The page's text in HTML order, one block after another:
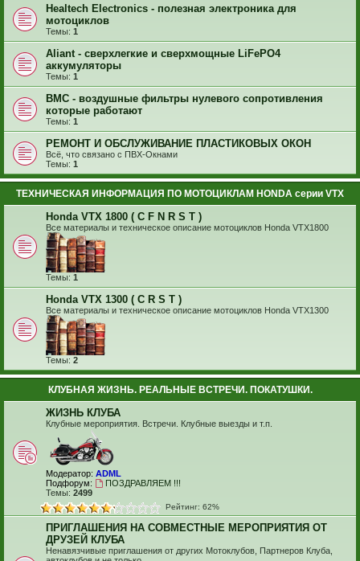
Healtech Electronics - полезная электроника для
мотоциклов
Темы: 1
Aliant - сверхлегкие и сверхмощные LiFePO4
аккумуляторы
Темы: 1
BMC - воздушные фильтры нулевого сопротивления
которые работают
Темы: 1
РЕМОНТ И ОБСЛУЖИВАНИЕ ПЛАСТИКОВЫХ ОКОН
Всё, что связано с ПВХ-Окнами
Темы: 1
ТЕХНИЧЕСКАЯ ИНФОРМАЦИЯ ПО МОТОЦИКЛАМ HONDA серии VTX
Honda VTX 1800 ( C F N R S T )
Все материалы и техническое описание мотоциклов Honda VTX1800
Темы: 1
Honda VTX 1300 ( C R S T )
Все материалы и техническое описание мотоциклов Honda VTX1300
Темы: 2
КЛУБНАЯ ЖИЗНЬ. РЕАЛЬНЫЕ ВСТРЕЧИ. ПОКАТУШКИ.
ЖИЗНЬ КЛУБА
Клубные мероприятия. Встречи. Клубные выезды и т.п.
Модератор: ADML
Подфорум:
ПОЗДРАВЛЯЕМ !!!
Темы: 2499
Рейтинг: 62%
ПРИГЛАШЕНИЯ НА СОВМЕСТНЫЕ МЕРОПРИЯТИЯ ОТ
ДРУЗЕЙ КЛУБА
Ненавязчивые приглашения от других Мотоклубов, Партнеров Клуба,